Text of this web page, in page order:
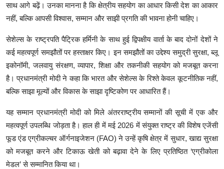
साथ आगे बढ़ें। उनका मानना है कि क्षेत्रीय सहयोग का आधार किसी देश का आकार
नहीं, बल्कि आपसी विश्वास, सम्मान और साझी प्रगति की भावना होनी चाहिए।
सेशेल्स के राष्ट्रपति पैट्रिक हर्मिनी के साथ हुई द्विपक्षीय वार्ता के बाद दोनों देशों ने
कई महत्वपूर्ण समझौतों पर हस्ताक्षर किए। इन समझौतों का उद्देश्य समुद्री सुरक्षा, ब्लू
इकोनॉमी, जलवायु संरक्षण, व्यापार, शिक्षा और तकनीकी सहयोग को मजबूत करना
है। प्रधानमंत्री मोदी ने कहा कि भारत और सेशेल्स के रिश्ते केवल कूटनीतिक नहीं,
बल्कि साझा मूल्यों और विकास के साझा दृष्टिकोण पर आधारित हैं।
यह सम्मान प्रधानमंत्री मोदी को मिले अंतरराष्ट्रीय सम्मानों की सूची में एक और
महत्वपूर्ण उपलब्धि जोड़ता है। हाल ही में मई 2026 में संयुक्त राष्ट्र की विशेष एजेंसी
फूड एंड एग्रीकल्चर ऑर्गनाइजेशन (FAO) ने उन्हें कृषि क्षेत्र में सुधार, खाद्य सुरक्षा
को मजबूत करने और टिकाऊ खेती को बढ़ावा देने के लिए प्रतिष्ठित ‘एग्रीकोला
मेडल’ से सम्मानित किया था।